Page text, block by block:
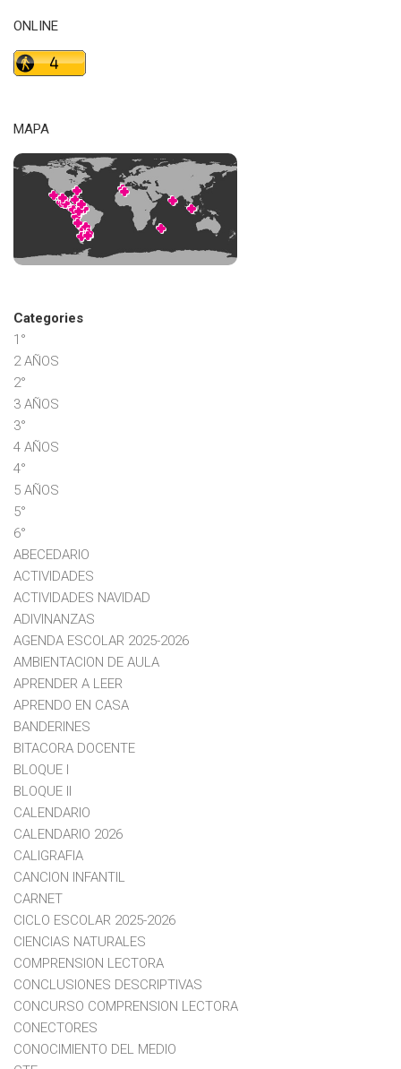
ONLINE
MAPA
Categories
1°
2 AÑOS
2°
3 AÑOS
3°
4 AÑOS
4°
5 AÑOS
5°
6°
ABECEDARIO
ACTIVIDADES
ACTIVIDADES NAVIDAD
ADIVINANZAS
AGENDA ESCOLAR 2025-2026
AMBIENTACION DE AULA
APRENDER A LEER
APRENDO EN CASA
BANDERINES
BITACORA DOCENTE
BLOQUE I
BLOQUE II
CALENDARIO
CALENDARIO 2026
CALIGRAFIA
CANCION INFANTIL
CARNET
CICLO ESCOLAR 2025-2026
CIENCIAS NATURALES
COMPRENSION LECTORA
CONCLUSIONES DESCRIPTIVAS
CONCURSO COMPRENSION LECTORA
CONECTORES
CONOCIMIENTO DEL MEDIO